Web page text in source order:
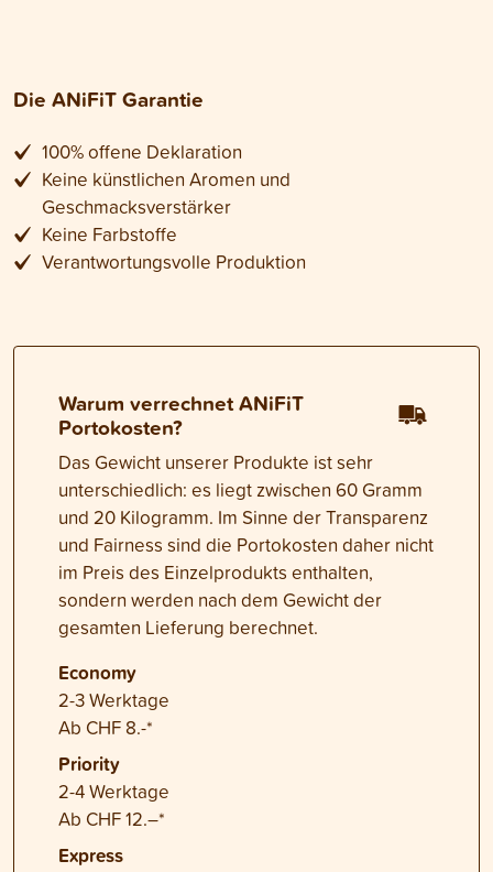
Die ANiFiT Garantie
100% offene Deklaration
Keine künstlichen Aromen und
Geschmacksverstärker
Keine Farbstoffe
Verantwortungsvolle Produktion
Warum verrechnet ANiFiT
Portokosten?
Das Gewicht unserer Produkte ist sehr
unterschiedlich: es liegt zwischen 60 Gramm
und 20 Kilogramm. Im Sinne der Transparenz
und Fairness sind die Portokosten daher nicht
im Preis des Einzelprodukts enthalten,
sondern werden nach dem Gewicht der
gesamten Lieferung berechnet.
Economy
2-3 Werktage
Ab CHF 8.-*
Priority
2-4 Werktage
Ab CHF 12.–*
Express